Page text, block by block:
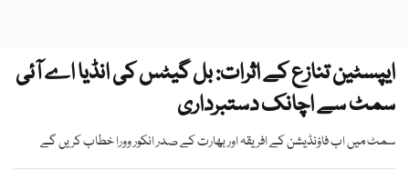
ایپسٹین تنازع کے اثرات: بل گیٹس کی انڈیا اے آئی
سمٹ سے اچانک دستبرداری
سمٹ میں اب فاؤنڈیشن کے افریقہ اور بھارت کے صدر انکور وورا خطاب کریں گے